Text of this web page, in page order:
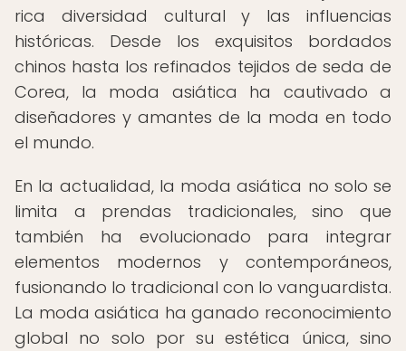
rica diversidad cultural y las influencias
históricas. Desde los exquisitos bordados
chinos hasta los refinados tejidos de seda de
Corea, la moda asiática ha cautivado a
diseñadores y amantes de la moda en todo
el mundo.
En la actualidad, la moda asiática no solo se
limita a prendas tradicionales, sino que
también ha evolucionado para integrar
elementos modernos y contemporáneos,
fusionando lo tradicional con lo vanguardista.
La moda asiática ha ganado reconocimiento
global no solo por su estética única, sino